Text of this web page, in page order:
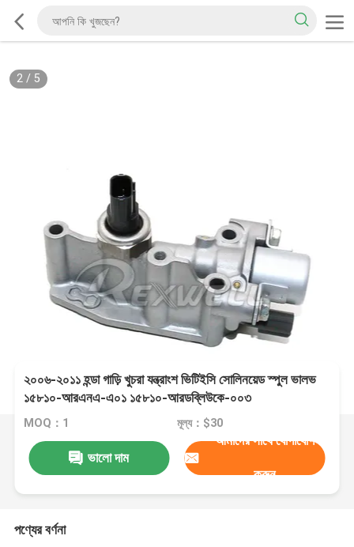
2/ 5
২০০৬-২০১১ হন্ডা গাড়ি খুচরা যন্ত্রাংশ ভিটিইসি সোলিনয়েড স্পুল ভালভ
১৫৮১০-আরএনএ-এ০১ ১৫৮১০-আরডব্লিউকে-০০৩
MOQ：1 মূল্য：$30
ভালো দাম
আমাদের সাথে যোগাযোগ
করুন
পণ্যের বর্ণনা